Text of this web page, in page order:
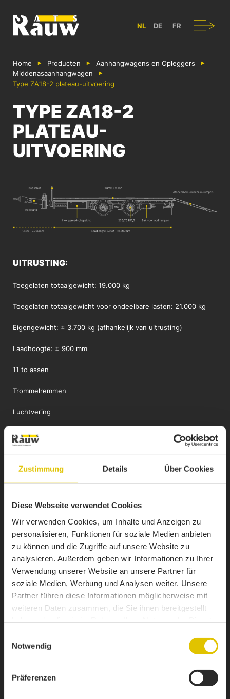
Zustimmung Details Über Cookies
Diese Webseite verwendet Cookies
Wir verwenden Cookies, um Inhalte und Anzeigen zu
personalisieren, Funktionen für soziale Medien anbieten
zu können und die Zugriffe auf unsere Website zu
analysieren. Außerdem geben wir Informationen zu Ihrer
Verwendung unserer Website an unsere Partner für
soziale Medien, Werbung und Analysen weiter. Unsere
Partner führen diese Informationen möglicherweise mit
weiteren Daten zusammen, die Sie ihnen bereitgestellt
Notwendig
Präferenzen
ATS RAUW - BOUW & ONTWERP VAN BEDRIJFSVOERTUIGEN IN
NL DE FR
Navigatie
Home Producten
Aanhangwagens en Opleggers
Middenas­aanhangwagen
Type ZA18-2 plateau-uitvoering
TYPE ZA18-2
PLATEAU-
UITVOERING
UITRUSTING:
Toegelaten totaalgewicht: 19.000 kg
Toegelaten totaalgewicht voor ondeelbare lasten: 21.000 kg
Eigengewicht: ± 3.700 kg (afhankelijk van uitrusting)
Laadhoogte: ± 900 mm
11 to assen
Trommelremmen
Luchtvering
Lichtinstallatie (LED)
Gezandstraald, gemetalliseerd en afgelakt
Liftas
Schijfremmen Ø390 mm
Banden 265/55 R19,5''
Twist-Lock
Rongentassen
Zijwanden uit alu